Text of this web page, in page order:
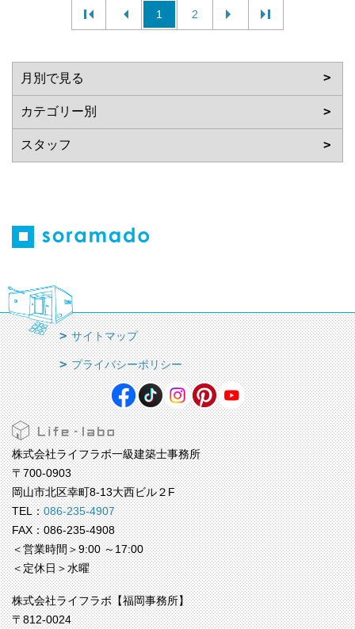
1 2
サイトマップ
プライバシーポリシー
株式会社ライフラボ一級建築士事務所
〒700-0903
岡山市北区幸町8-13大西ビル２F
TEL：086-235-4907
FAX：086-235-4908
＜営業時間＞9:00 ～17:00
＜定休日＞水曜
株式会社ライフラボ【福岡事務所】
〒812-0024